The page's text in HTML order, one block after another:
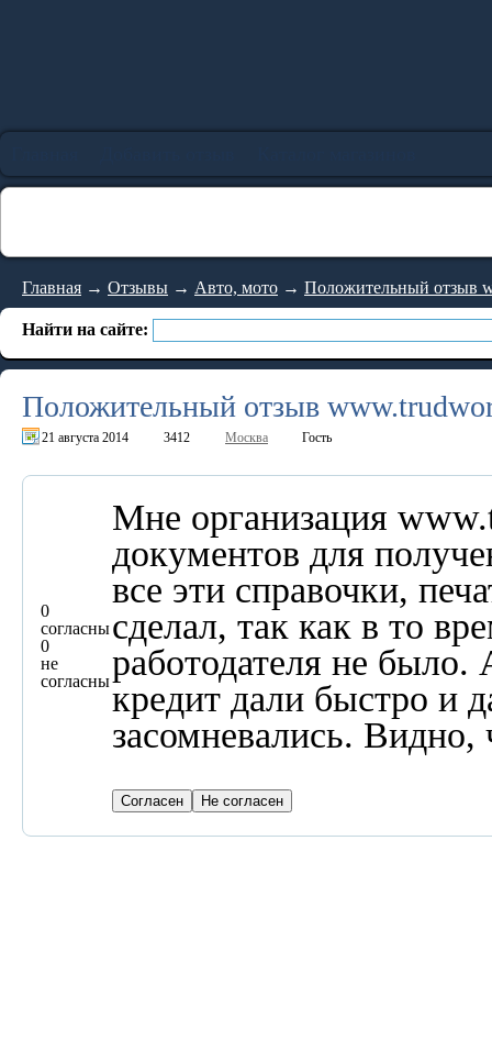
Главная → Отзывы → Авто, мото → Положительный отзыв
Найти на сайте:
Положительный отзыв
21 августа 2014 3412 Москва Гость
0
согласны
0
не
согласны
Мне организация
документов для
все эти справочки,
сделал, так как в то
работодателя не было.
кредит дали быстро и
засомневались. Видно,